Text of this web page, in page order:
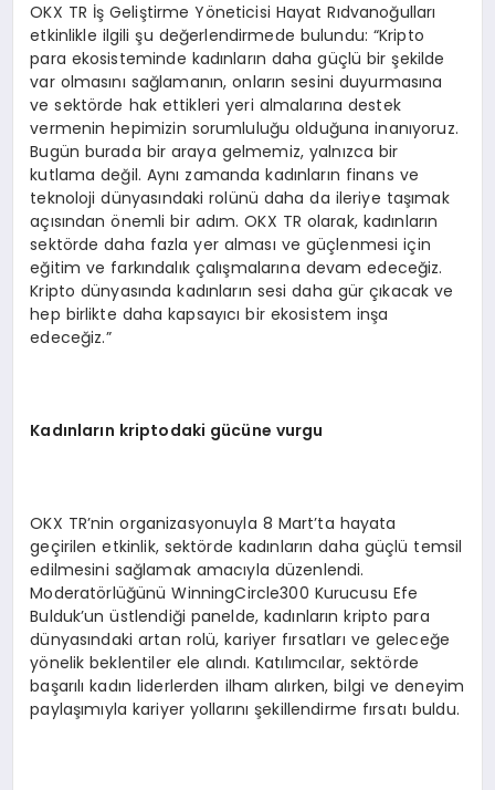
OKX TR İş Geliştirme Yöneticisi Hayat Rıdvanoğulları
etkinlikle ilgili şu değerlendirmede bulundu: “Kripto
para ekosisteminde kadınların daha güçlü bir şekilde
var olmasını sağlamanın, onların sesini duyurmasına
ve sektörde hak ettikleri yeri almalarına destek
vermenin hepimizin sorumluluğu olduğuna inanıyoruz.
Bugün burada bir araya gelmemiz, yalnızca bir
kutlama değil. Aynı zamanda kadınların finans ve
teknoloji dünyasındaki rolünü daha da ileriye taşımak
açısından önemli bir adım. OKX TR olarak, kadınların
sektörde daha fazla yer alması ve güçlenmesi için
eğitim ve farkındalık çalışmalarına devam edeceğiz.
Kripto dünyasında kadınların sesi daha gür çıkacak ve
hep birlikte daha kapsayıcı bir ekosistem inşa
edeceğiz.”
Kadınların kriptodaki gücüne vurgu
OKX TR’nin organizasyonuyla 8 Mart’ta hayata
geçirilen etkinlik, sektörde kadınların daha güçlü temsil
edilmesini sağlamak amacıyla düzenlendi.
Moderatörlüğünü WinningCircle300 Kurucusu Efe
Bulduk’un üstlendiği panelde, kadınların kripto para
dünyasındaki artan rolü, kariyer fırsatları ve geleceğe
yönelik beklentiler ele alındı. Katılımcılar, sektörde
başarılı kadın liderlerden ilham alırken, bilgi ve deneyim
paylaşımıyla kariyer yollarını şekillendirme fırsatı buldu.